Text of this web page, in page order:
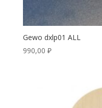
Gewo dxlp01 ALL
990,00 ₽